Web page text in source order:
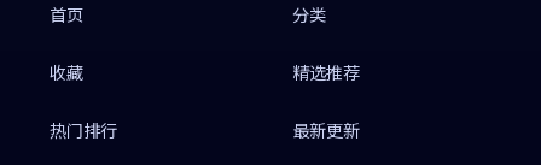
首页 分类
收藏 精选推荐
热门排行 最新更新